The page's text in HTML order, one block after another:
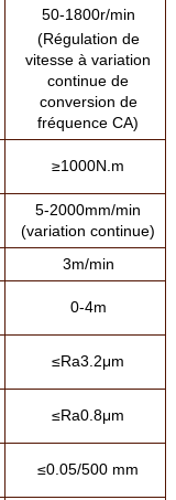
50-1800r/min
(Régulation de
vitesse à variation
continue de
conversion de
fréquence CA)
≥1000N.m
5-2000mm/min
(variation continue)
3m/min
0-4m
≤Ra3.2μm
≤Ra0.8μm
≤0.05/500 mm